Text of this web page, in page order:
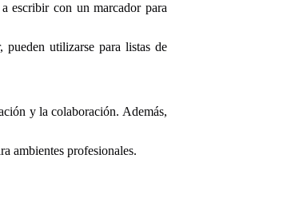
escribir con un marcador para
pueden utilizarse para listas de
y la colaboración. Además,
ambientes profesionales.